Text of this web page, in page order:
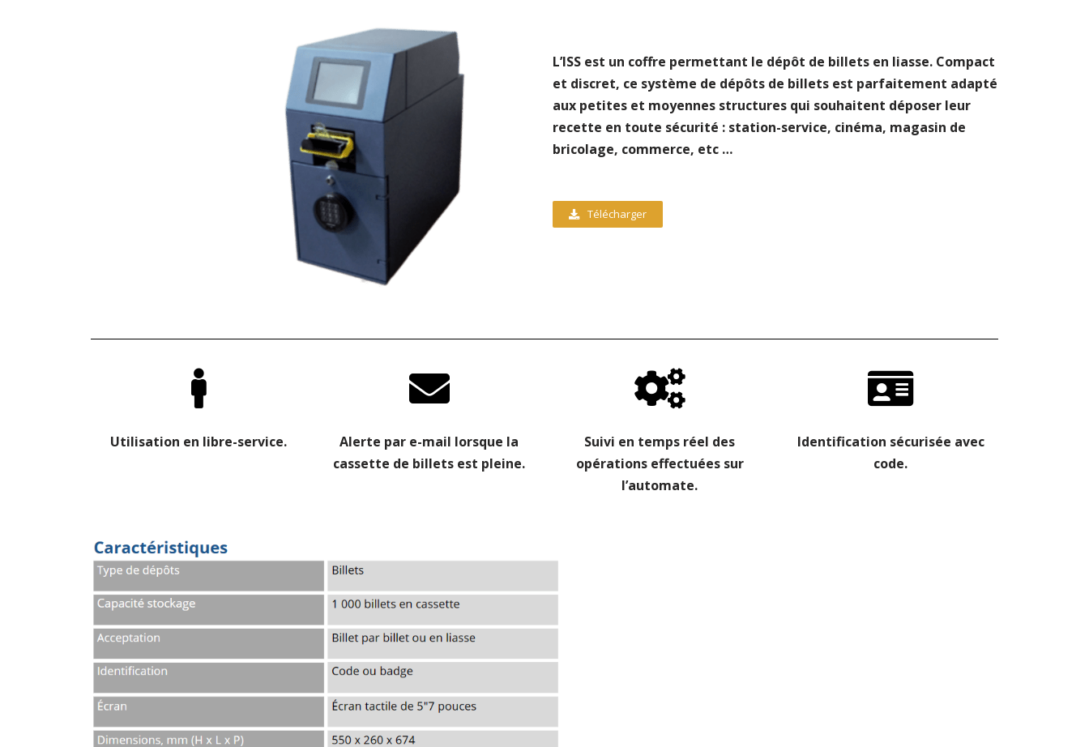
L’ISS est un coffre permettant le dépôt de billets en liasse. Compact
et discret, ce système de dépôts de billets est parfaitement adapté
aux petites et moyennes structures qui souhaitent déposer leur
recette en toute sécurité : station-service, cinéma, magasin de
bricolage, commerce, etc …
Télécharger
Utilisation en libre-service.
Alerte par e-mail lorsque la
cassette de billets est pleine.
Suivi en temps réel des
opérations effectuées sur
l’automate.
Identification sécurisée avec
code.